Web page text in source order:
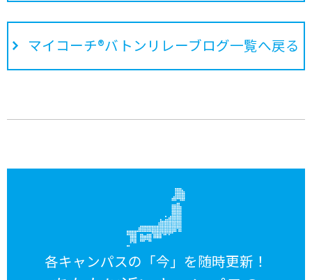
マイコーチ®バトンリレーブログ一覧へ戻る
各キャンパスの「今」を随時更新！